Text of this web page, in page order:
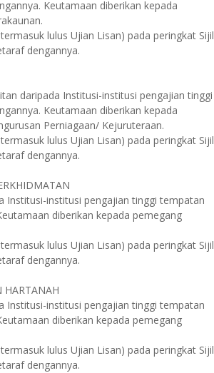
Keutamaan diberikan kepada
lulus Ujian Lisan) pada peringkat Sijil
dengannya.
daripada Institusi-institusi pengajian tinggi
Keutamaan diberikan kepada
Perniagaan/ Kejuruteraan.
lulus Ujian Lisan) pada peringkat Sijil
dengannya.
Institusi-institusi pengajian tinggi tempatan
diberikan kepada pemegang
lulus Ujian Lisan) pada peringkat Sijil
dengannya.
HARTANAH
Institusi-institusi pengajian tinggi tempatan
diberikan kepada pemegang
lulus Ujian Lisan) pada peringkat Sijil
dengannya.